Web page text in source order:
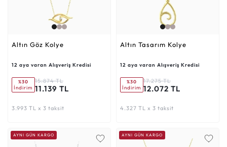
Altın Göz Kolye
12 aya varan Alışveriş Kredisi
%30
İndirim
15.874 TL
11.139 TL
3.993 TL x 3 taksit
Altın Tasarım Kolye
12 aya varan Alışveriş Kredisi
%30
İndirim
17.275 TL
12.072 TL
4.327 TL x 3 taksit
AYNI GÜN KARGO AYNI GÜN KARGO